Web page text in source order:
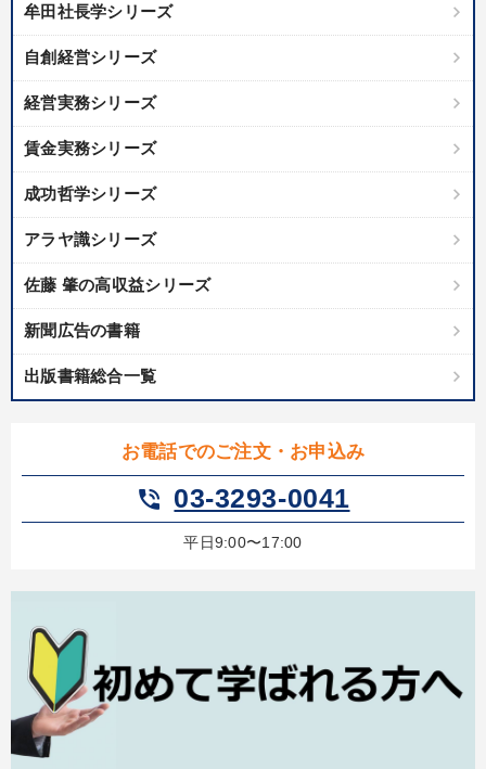
牟田社長学シリーズ
自創経営シリーズ
経営実務シリーズ
賃金実務シリーズ
成功哲学シリーズ
アラヤ識シリーズ
佐藤 肇の高収益シリーズ
新聞広告の書籍
出版書籍総合一覧
お電話でのご注文・お申込み
phone_in_talk 03-3293-0041
平日9:00〜17:00